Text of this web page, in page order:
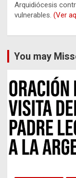
Arquidiócesis
vulnerables. (Ver
You may